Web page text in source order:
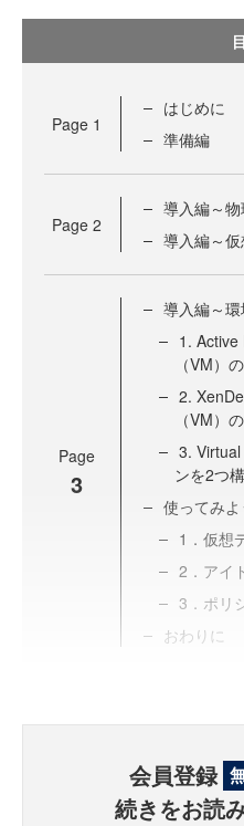
Page 1
はじめに
準備編
Page 2
導入編～
導入編～
Page
3
導入編～
1. Active
（VM）
2.
（VM）
3.
ンを2つ
使ってみ
1．仮想
2．アイ
3．ポリ
おわりに
会員登録
続きをお読